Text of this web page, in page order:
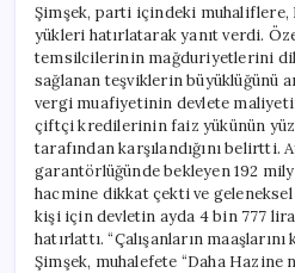
Şimşek, parti içindeki muhaliflere,
yükleri hatırlatarak yanıt verdi.
temsilcilerinin mağduriyetlerini
sağlanan teşviklerin büyüklüğünü
vergi muafiyetinin devlete
çiftçi kredilerinin faiz yükünün
tarafından karşılandığını belirtti.
garantörlüğünde bekleyen 192
hacmine dikkat çekti ve
kişi için devletin ayda 4 bin 777 lira
hatırlattı. “Çalışanların
Şimşek, muhalefete “Daha Hazine